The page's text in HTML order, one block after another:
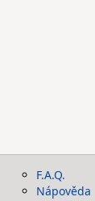
F.A.Q.
Nápověda